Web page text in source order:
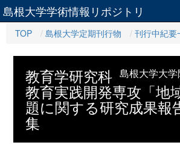
島根大学学術情報リポジトリ
TOP 島根大学定期刊行物 刊行中紀要
島根大学大
教育学研究科
教育実践開発専攻「地
題に関する研究成果報
集